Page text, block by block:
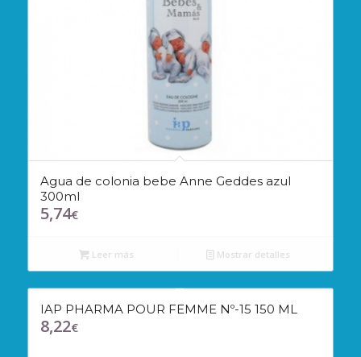
Agua de colonia bebe Anne Geddes azul
300ml
5,74€
Leer más Mostrar detalles
IAP PHARMA POUR FEMME Nº-15 150 ML
8,22€